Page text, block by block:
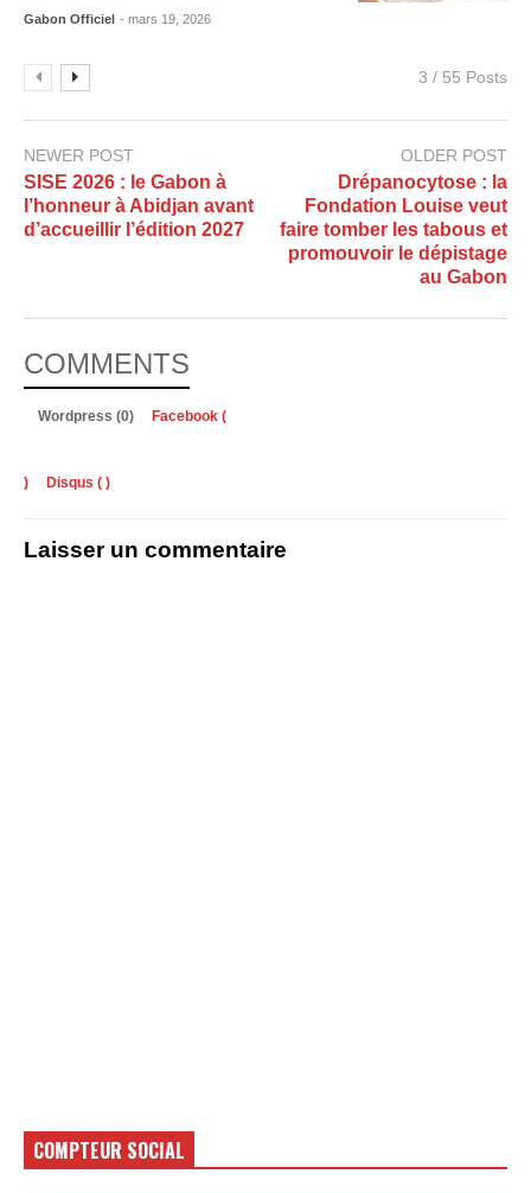
Gabon Officiel - mars 19, 2026
3 / 55 Posts
NEWER POST
SISE 2026 : le Gabon à
l’honneur à Abidjan avant
d’accueillir l’édition 2027
OLDER POST
Drépanocytose : la
Fondation Louise veut
faire tomber les tabous et
promouvoir le dépistage
au Gabon
COMMENTS
Wordpress (0) Facebook (
) Disqus ( )
Laisser un commentaire
COMPTEUR SOCIAL